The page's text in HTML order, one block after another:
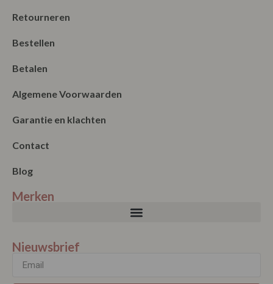
Retourneren
Bestellen
Betalen
Algemene Voorwaarden
Garantie en klachten
Contact
Blog
Merken
Nieuwsbrief